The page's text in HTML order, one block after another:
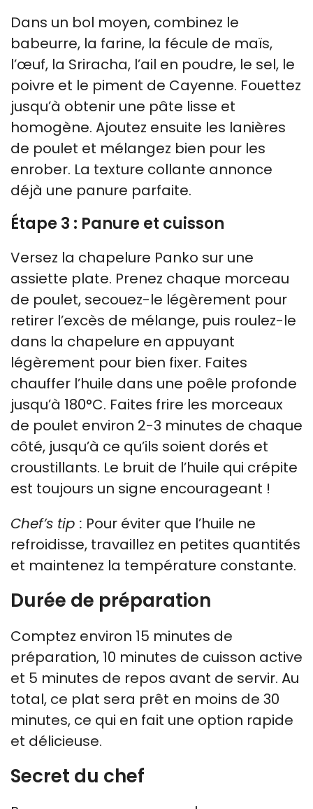
Dans un bol moyen, combinez le
babeurre, la farine, la fécule de maïs,
l’œuf, la Sriracha, l’ail en poudre, le sel, le
poivre et le piment de Cayenne. Fouettez
jusqu’à obtenir une pâte lisse et
homogène. Ajoutez ensuite les lanières
de poulet et mélangez bien pour les
enrober. La texture collante annonce
déjà une panure parfaite.
Étape 3 : Panure et cuisson
Versez la chapelure Panko sur une
assiette plate. Prenez chaque morceau
de poulet, secouez-le légèrement pour
retirer l’excès de mélange, puis roulez-le
dans la chapelure en appuyant
légèrement pour bien fixer. Faites
chauffer l’huile dans une poêle profonde
jusqu’à 180°C. Faites frire les morceaux
de poulet environ 2-3 minutes de chaque
côté, jusqu’à ce qu’ils soient dorés et
croustillants. Le bruit de l’huile qui crépite
est toujours un signe encourageant !
Chef’s tip : Pour éviter que l’huile ne
refroidisse, travaillez en petites quantités
et maintenez la température constante.
Durée de préparation
Comptez environ 15 minutes de
préparation, 10 minutes de cuisson active
et 5 minutes de repos avant de servir. Au
total, ce plat sera prêt en moins de 30
minutes, ce qui en fait une option rapide
et délicieuse.
Secret du chef